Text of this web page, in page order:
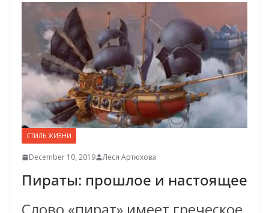
СТИЛЬ ЖИЗНИ
December 10, 2019 Леся Артюхова
Пираты: прошлое и настоящее